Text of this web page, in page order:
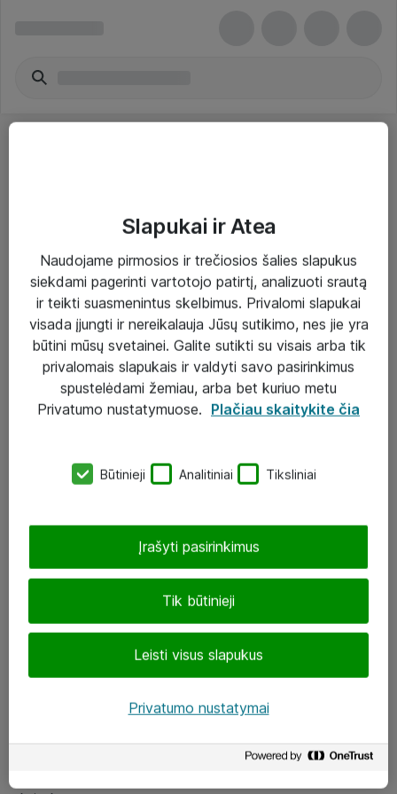
Paslaugos
Sprendimai
Įgyvendinti projektai
Atea ekspertų patarimai verslui
eShop@atea.lt
LinkedIn
Slapukai ir Atea
Naudojame pirmosios ir trečiosios šalies slapukus
siekdami pagerinti vartotojo patirtį, analizuoti srautą
ir teikti suasmenintus skelbimus. Privalomi slapukai
visada įjungti ir nereikalauja Jūsų sutikimo, nes jie yra
būtini mūsų svetainei. Galite sutikti su visais arba tik
privalomais slapukais ir valdyti savo pasirinkimus
spustelėdami žemiau, arba bet kuriuo metu
Privatumo nustatymuose. Plačiau skaitykite čia
Būtinieji Analitiniai Tiksliniai
Tik būtinieji
Leisti visus slapukus
Įrašyti pasirinkimus
Privatumo nustatymai